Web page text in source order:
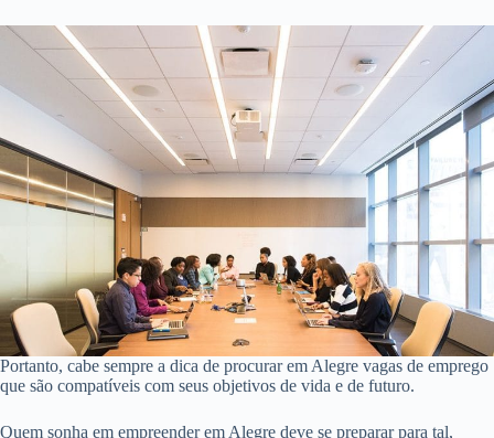
Portanto, cabe sempre a dica de procurar em Alegre vagas de emprego
que são compatíveis com seus objetivos de vida e de futuro.
Quem sonha em empreender em Alegre deve se preparar para tal,